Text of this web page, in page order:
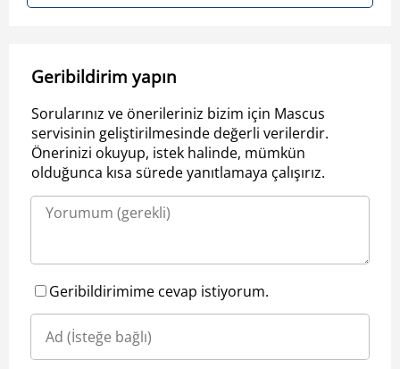
Geribildirim yapın
Sorularınız ve önerileriniz bizim için Mascus
servisinin geliştirilmesinde değerli verilerdir.
Önerinizi okuyup, istek halinde, mümkün
olduğunca kısa sürede yanıtlamaya çalışırız.
Geribildirimime cevap istiyorum.